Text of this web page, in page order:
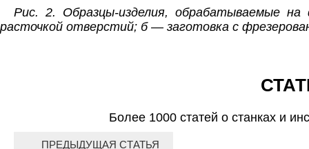
Рис. 2. Образцы-изделия, обрабатываемые
расточкой отверстий; б — заготовка с
Более 1000 статей о станках и
ПРЕДЫДУЩАЯ СТАТЬЯ